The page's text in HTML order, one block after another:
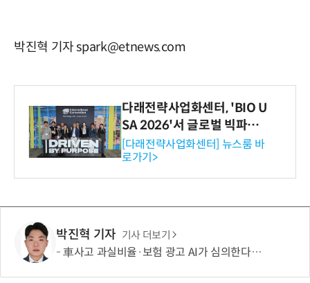
박진혁 기자 spark@etnews.com
다래전략사업화센터, 'BIO U
SA 2026'서 글로벌 빅파마
와의 비즈니스 미팅 지원…K
-바이오 해외 진출 교두보 확
보
[다래전략사업화센터] 뉴스룸 바
로가기>
박진혁 기자 기사 더보기
車사고 과실비율·보험 광고 AI가 심의한다…손보협회, 분석 시스템 구축